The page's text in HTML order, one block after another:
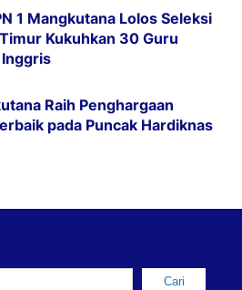
1 Mangkutana Lolos Seleksi
Kukuhkan 30 Guru
Raih Penghargaan
pada Puncak Hardiknas
Cari